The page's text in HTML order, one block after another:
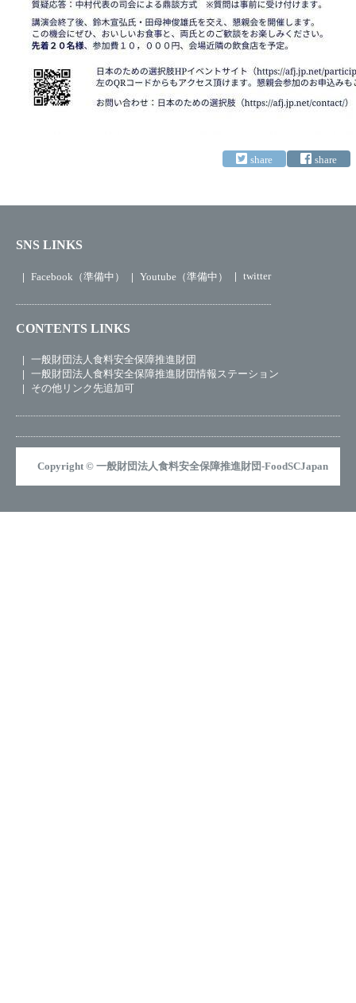
SNS LINKS
Facebook（準備中） Youtube（準備中） twitter
CONTENTS LINKS
一般財団法人食料安全保障推進財団
一般財団法人食料安全保障推進財団情報ステーション
その他リンク先追加可
Copyright © 一般財団法人食料安全保障推進財団-FoodSCJapan